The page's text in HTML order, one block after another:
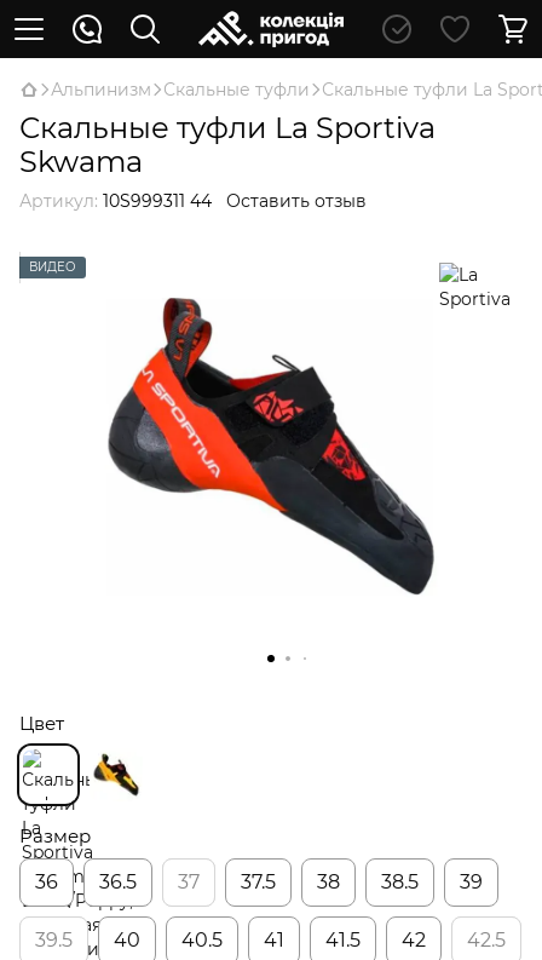
Альпинизм Скальные туфли Скальные туфли Lа
Скальные туфли Lа Sportiva
Skwama
Артикул: 10S999311 44 Оставить отзыв
ВИДЕО
Цвет
Размер
36
36.5 37 37.5 38 38.5 39
39.5 40 40.5 41 41.5 42 42.5